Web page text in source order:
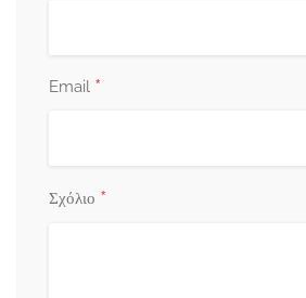
Email *
Σχόλιο *